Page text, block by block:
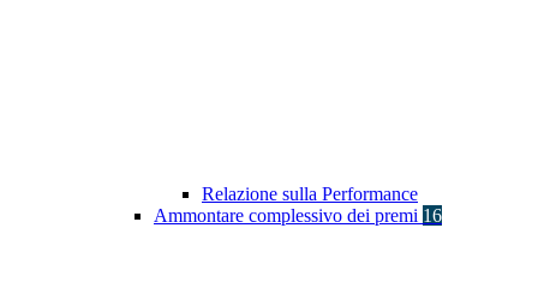
Relazione sulla Performance
Ammontare complessivo dei premi 16